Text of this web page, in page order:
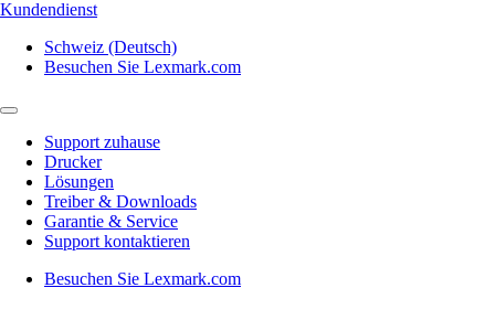
Kundendienst
Schweiz (Deutsch)
Besuchen Sie Lexmark.com
Support zuhause
Drucker
Lösungen
Treiber & Downloads
Garantie & Service
Support kontaktieren
Besuchen Sie Lexmark.com